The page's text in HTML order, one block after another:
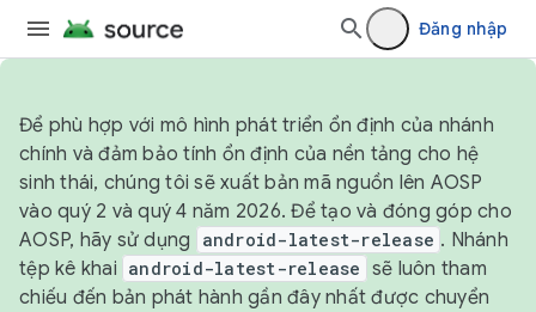
Đăng nhập
Để phù hợp với mô hình phát triển ổn định của nhánh
chính và đảm bảo tính ổn định của nền tảng cho hệ
sinh thái, chúng tôi sẽ xuất bản mã nguồn lên AOSP
vào quý 2 và quý 4 năm 2026. Để tạo và đóng góp cho
AOSP, hãy sử dụng
android-latest-release . Nhánh
tệp kê khai android-latest-release sẽ luôn tham
chiếu đến bản phát hành gần đây nhất được chuyển